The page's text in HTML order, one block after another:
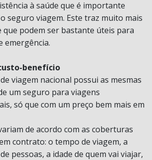
à saúde que é importante
seguro viagem. Este traz muito mais
que podem ser bastante úteis para
emergência.
benefício
viagem nacional possui as mesmas
um seguro para viagens
só que com um preço bem mais em
de acordo com as coberturas
contrato: o tempo de viagem, a
pessoas, a idade de quem vai viajar,